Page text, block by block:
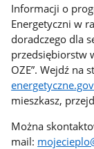
Informacji o
Energetyczni w
doradczego dla
przedsiębiorstw
OZE”. Wejdź na
mieszkasz,
Można
mail: